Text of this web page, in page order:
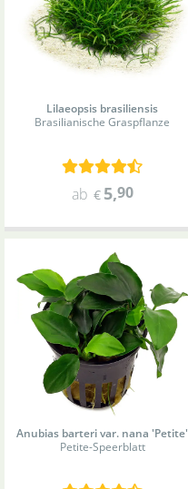
Lilaeopsis brasiliensis
Brasilianische Graspflanze
ab € 5,90
Anubias barteri var. nana 'Petite'
Petite-Speerblatt